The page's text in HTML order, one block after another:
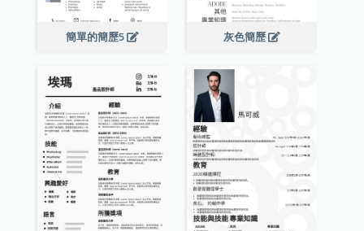
簡單的簡歷5 灰色簡歷